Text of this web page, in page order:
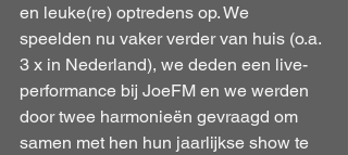
en leuke(re) optredens op. We
speelden nu vaker verder van huis (o.a.
3 x in Nederland), we deden een live-
performance bij JoeFM en we werden
door twee harmonieën gevraagd om
samen met hen hun jaarlijkse show te